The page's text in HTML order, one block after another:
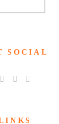
SOCIAL